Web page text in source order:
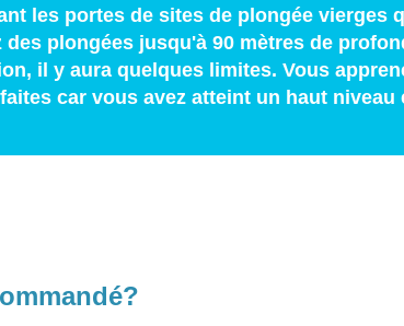
les portes de sites de plongée vierges
plongées jusqu'à 90 mètres de
il y aura quelques limites. Vous
car vous avez atteint un haut niveau